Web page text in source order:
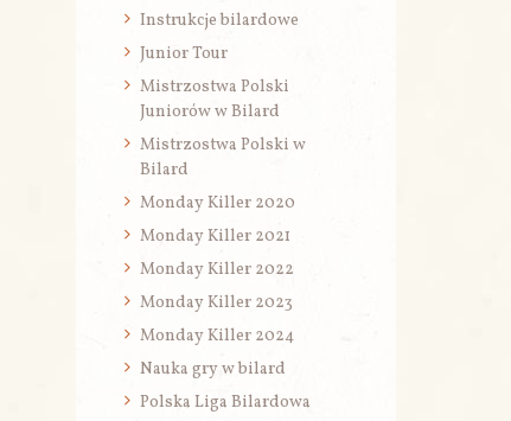
Instrukcje bilardowe
Junior Tour
Mistrzostwa Polski
Juniorów w Bilard
Mistrzostwa Polski w
Bilard
Monday Killer 2020
Monday Killer 2021
Monday Killer 2022
Monday Killer 2023
Monday Killer 2024
Nauka gry w bilard
Polska Liga Bilardowa